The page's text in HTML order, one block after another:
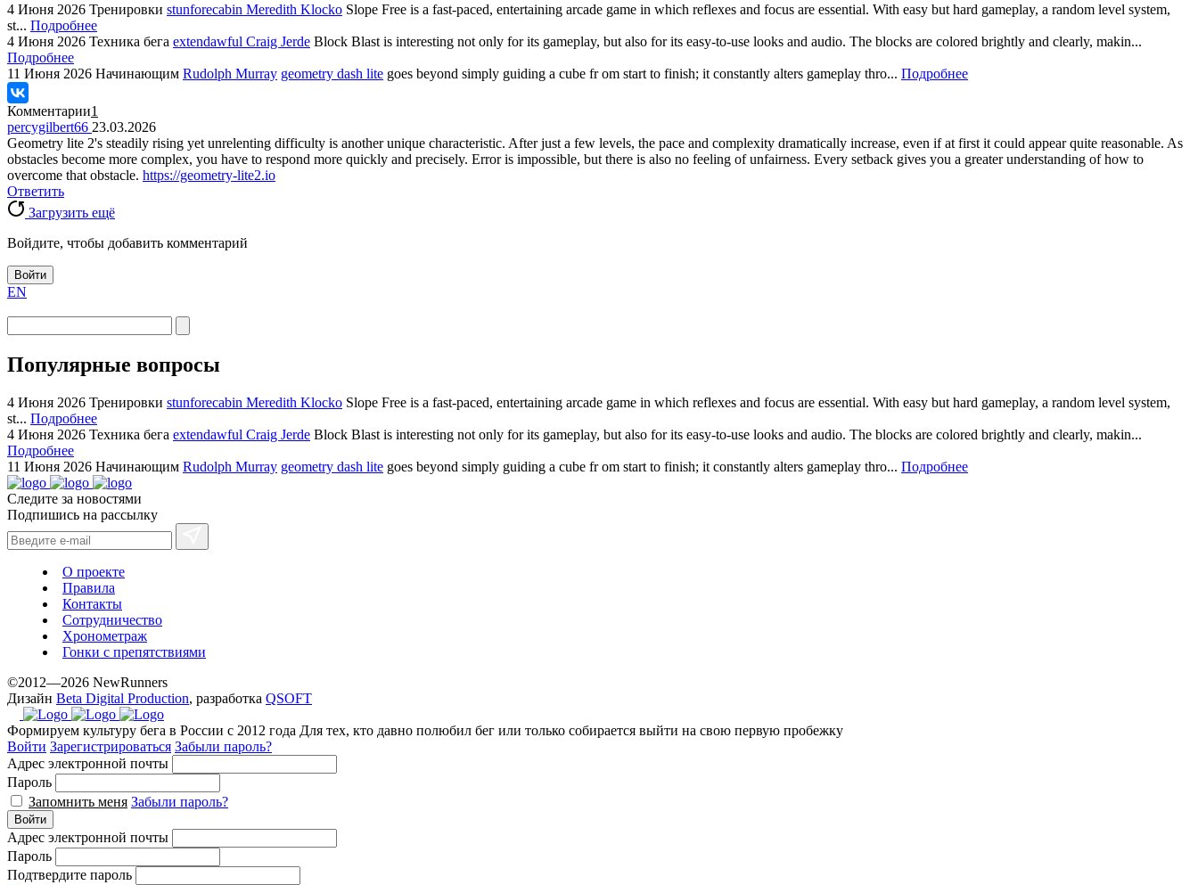
4 Июня 2026 Тренировки stunforecabin Meredith Klocko Slope Free is a fast-paced, entertaining arcade game in which reflexes and focus are essential. With easy but hard gameplay, a random level system,
st... Подробнее
4 Июня 2026 Техника бега extendawful Craig Jerde Block Blast is interesting not only for its gameplay, but also for its easy-to-use looks and audio. The blocks are colored brightly and clearly, makin...
Подробнее
11 Июня 2026 Начинающим Rudolph Murray geometry dash lite goes beyond simply guiding a cube fr om start to finish; it constantly alters gameplay thro... Подробнее
Комментарии1
percygilbert66 23.03.2026
Geometry lite 2's steadily rising yet unrelenting difficulty is another unique characteristic. After just a few levels, the pace and complexity dramatically increase, even if at first it could appear quite reasonable. As
obstacles become more complex, you have to respond more quickly and precisely. Error is impossible, but there is also no feeling of unfairness. Every setback gives you a greater understanding of how to
overcome that obstacle. https://geometry-lite2.io
Ответить
Загрузить ещё
Войдите, чтобы добавить комментарий
Войти
EN
Популярные вопросы
4 Июня 2026 Тренировки stunforecabin Meredith Klocko Slope Free is a fast-paced, entertaining arcade game in which reflexes and focus are essential. With easy but hard gameplay, a random level system,
st... Подробнее
4 Июня 2026 Техника бега extendawful Craig Jerde Block Blast is interesting not only for its gameplay, but also for its easy-to-use looks and audio. The blocks are colored brightly and clearly, makin...
Подробнее
11 Июня 2026 Начинающим Rudolph Murray geometry dash lite goes beyond simply guiding a cube fr om start to finish; it constantly alters gameplay thro... Подробнее
Следите за новостями
Подпишись на рассылку
О проекте
Правила
Контакты
Сотрудничество
Хронометраж
Гонки с препятствиями
©2012—2026 NewRunners
Дизайн Beta Digital Production, разработка QSOFT
Формируем культуру бега в России с 2012 года Для тех, кто давно полюбил бег или только собирается выйти на свою первую пробежку
Войти Зарегистрироваться Забыли пароль?
Адрес электронной почты
Пароль
Запомнить меня Забыли пароль?
Войти
Адрес электронной почты
Пароль
Подтвердите пароль